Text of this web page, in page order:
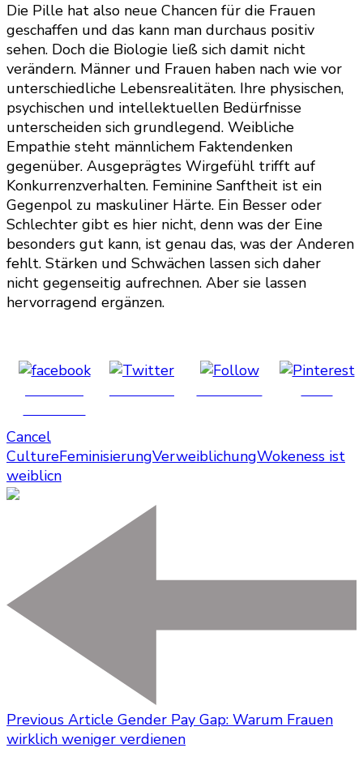
Die Pille hat also neue Chancen für die Frauen
geschaffen und das kann man durchaus positiv
sehen. Doch die Biologie ließ sich damit nicht
verändern. Männer und Frauen haben nach wie vor
unterschiedliche Lebensrealitäten. Ihre physischen,
psychischen und intellektuellen Bedürfnisse
unterscheiden sich grundlegend. Weibliche
Empathie steht männlichem Faktendenken
gegenüber. Ausgeprägtes Wirgefühl trifft auf
Konkurrenzverhalten. Feminine Sanftheit ist ein
Gegenpol zu maskuliner Härte. Ein Besser oder
Schlechter gibt es hier nicht, denn was der Eine
besonders gut kann, ist genau das, was der Anderen
fehlt. Stärken und Schwächen lassen sich daher
nicht gegenseitig aufrechnen. Aber sie lassen
hervorragend ergänzen.
Cancel
CultureFeminisierungVerweiblichungWokeness ist
weiblicn
Previous Article Gender Pay Gap: Warum Frauen
wirklich weniger verdienen